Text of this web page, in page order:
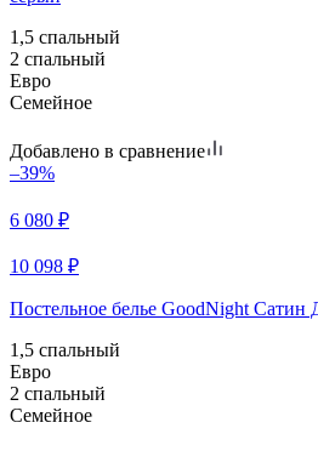
1,5 спальный
2 спальный
Евро
Семейное
Добавлено в сравнение
–39%
6 080 ₽
10 098 ₽
Постельное белье GoodNight Сатин
1,5 спальный
Евро
2 спальный
Семейное